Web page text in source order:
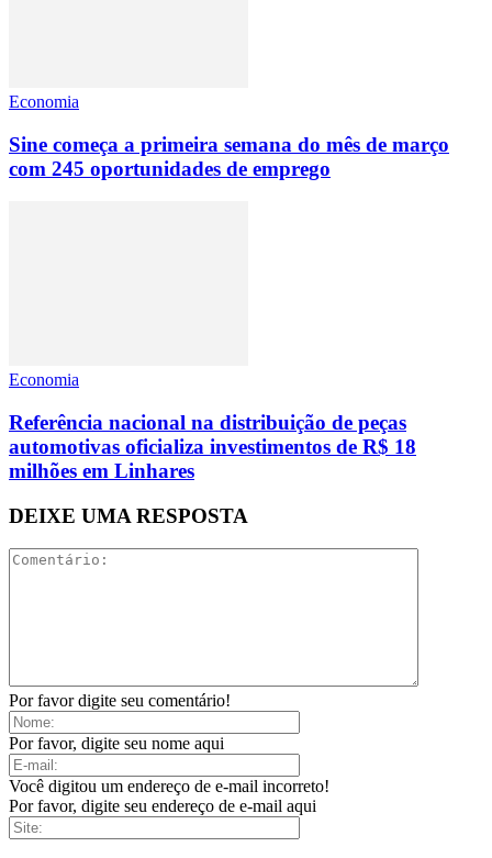
Economia
Sine começa a primeira semana do mês de março
com 245 oportunidades de emprego
Economia
Referência nacional na distribuição de peças
automotivas oficializa investimentos de R$ 18
milhões em Linhares
DEIXE UMA RESPOSTA
Por favor digite seu comentário!
Por favor, digite seu nome aqui
Você digitou um endereço de e-mail incorreto!
Por favor, digite seu endereço de e-mail aqui